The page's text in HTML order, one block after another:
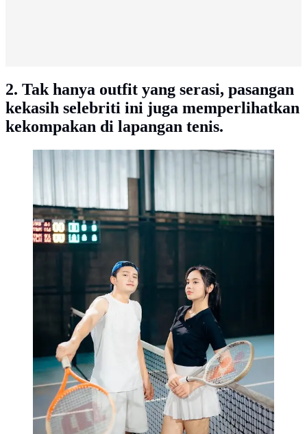
2. Tak hanya outfit yang serasi, pasangan
kekasih selebriti ini juga memperlihatkan
kekompakan di lapangan tenis.